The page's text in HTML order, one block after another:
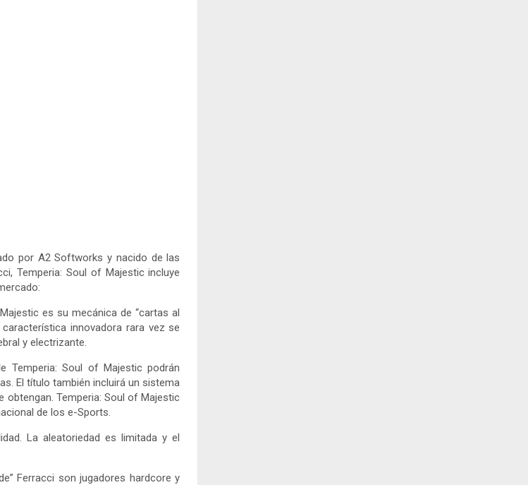
por A2 Softworks y nacido de las
Temperia: Soul of Majestic incluye
es su mecánica de “cartas al
innovadora rara vez se
y electrizante.
Temperia: Soul of Majestic podrán
El título también incluirá un sistema
Temperia: Soul of Majestic
de los e-Sports.
La aleatoriedad es limitada y el
Ferracci son jugadores hardcore y